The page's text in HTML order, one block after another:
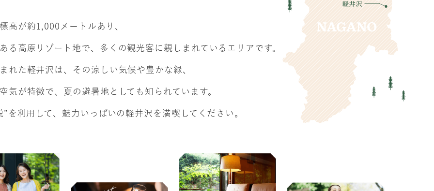
高が約1,000メートルあり、
る高原リゾート地で、多くの観光客に親しまれているエリアです。
れた軽井沢は、その涼しい気候や豊かな緑、
気が特徴で、夏の避暑地としても知られています。
”を利用して、魅力いっぱいの軽井沢を満喫してください。